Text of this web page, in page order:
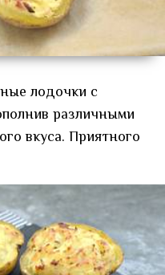
лодочки с
различными
вкуса. Приятного